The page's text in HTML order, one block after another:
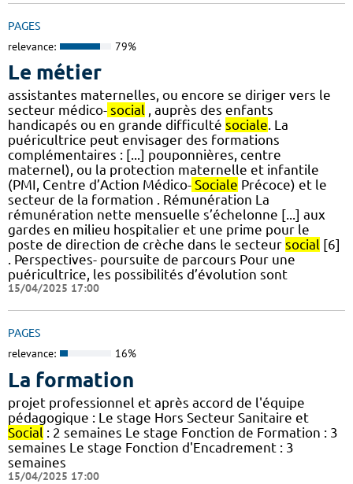
PAGES
relevance: 79%
Le métier
assistantes maternelles, ou encore se diriger vers le
secteur médico- social , auprès des enfants
handicapés ou en grande difficulté sociale. La
puéricultrice peut envisager des formations
complémentaires : [...] pouponnières, centre
maternel), ou la protection maternelle et infantile
(PMI, Centre d’Action Médico- Sociale Précoce) et le
secteur de la formation . Rémunération La
rémunération nette mensuelle s’échelonne [...] aux
gardes en milieu hospitalier et une prime pour le
poste de direction de crèche dans le secteur social [6]
. Perspectives- poursuite de parcours Pour une
puéricultrice, les possibilités d’évolution sont
15/04/2025 17:00
PAGES
relevance: 16%
La formation
projet professionnel et après accord de l'équipe
pédagogique : Le stage Hors Secteur Sanitaire et
Social : 2 semaines Le stage Fonction de Formation : 3
semaines Le stage Fonction d'Encadrement : 3
semaines
15/04/2025 17:00